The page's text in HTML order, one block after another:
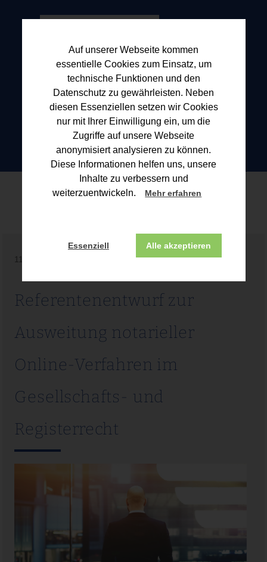
Auf unserer Webseite kommen
essentielle Cookies zum Einsatz, um
technische Funktionen und den
Datenschutz zu gewährleisten. Neben
diesen Essenziellen setzen wir Cookies
nur mit Ihrer Einwilligung ein, um die
Zugriffe auf unsere Webseite
anonymisiert analysieren zu können.
Diese Informationen helfen uns, unsere
Inhalte zu verbessern und
weiterzuentwickeln.
Mehr erfahren
Essenziell Alle akzeptieren
Blogbeitrag
Referentenentwurf zur
Ausweitung notarieller
Online-Verfahren im
Gesellschafts- und
Registerrecht